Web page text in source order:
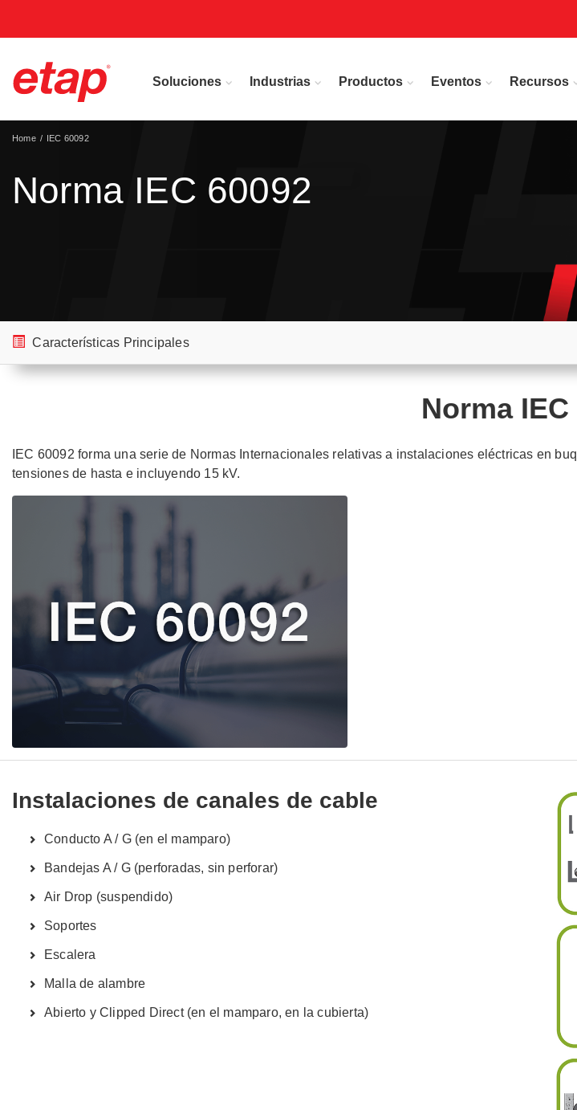
Soluciones Industrias Productos Eventos Recursos
Norma IEC 60092
Home IEC 60092
Características Principales
Norma IEC
IEC 60092 forma una serie de Normas Internacionales relativas a instalaciones eléctricas en
tensiones de hasta e incluyendo 15 kV.
Instalaciones de canales de cable
Conducto A / G (en el mamparo)
Bandejas A / G (perforadas, sin perforar)
Air Drop (suspendido)
Soportes
Escalera
Malla de alambre
Abierto y Clipped Direct (en el mamparo, en la cubierta)